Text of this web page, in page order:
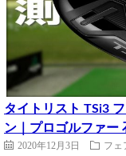
タイトリスト TSi3
ン｜プロゴルファー
2020年12月3日 フェ